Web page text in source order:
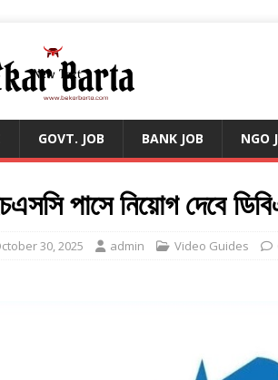
GOVT. JOB BANK JOB NGO
পাসে নিয়োগ দেবে
30, 2025 admin Video Guides